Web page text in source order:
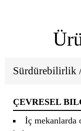
Sürdürebilirlik
ÇEVRESEL
İç mekanlarda